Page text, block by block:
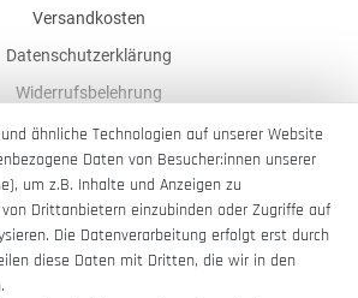
Versandkosten
Datenschutzerklärung
Widerrufsbelehrung
AGB
Impressum
ähnliche Technologien auf unserer Website
Daten von Besucher:innen unserer
um z.B. Inhalte und Anzeigen zu
Drittanbietern einzubinden oder Zugriffe auf
Die Datenverarbeitung erfolgt erst durch
diese Daten mit Dritten, die wir in den